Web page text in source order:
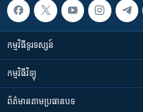
កម្មវិធី​ទូរទស្សន៍
កម្មវិធី​វិទ្យុ
ព័ត៌មាន​តាមប្រធានបទ​